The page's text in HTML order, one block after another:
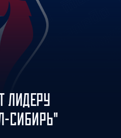
ЛИДЕРУ
СИБИРЬ"